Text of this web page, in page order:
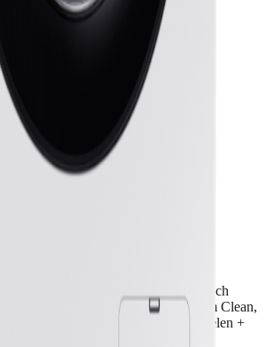
40-60, Katoen, Synthetisch, Hygiënisch
15', Mixed Load, Beddengoed, Drum Clean,
Cold, Colours, Less Microfiber, Spoelen +